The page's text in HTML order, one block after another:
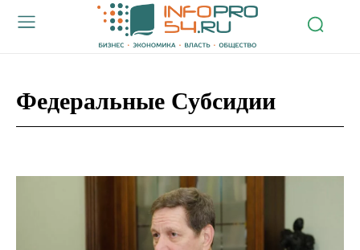
Федеральные Субсидии